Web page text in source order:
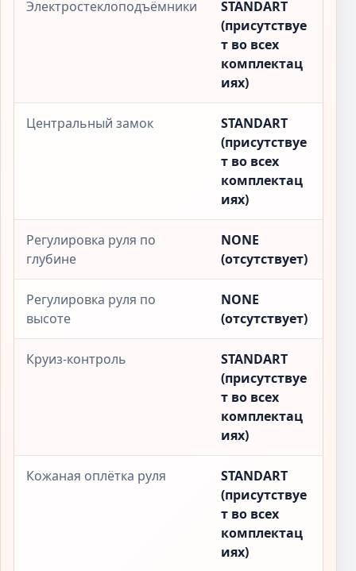
Электростеклоподъёмники
STANDART
(присутствуе
т во всех
комплектац
иях)
Центральный замок
STANDART
(присутствуе
т во всех
комплектац
иях)
Регулировка руля по
глубине
NONE
(отсутствует)
Регулировка руля по
высоте
NONE
(отсутствует)
Круиз-контроль
STANDART
(присутствуе
т во всех
комплектац
иях)
Кожаная оплётка руля
STANDART
(присутствуе
т во всех
комплектац
иях)